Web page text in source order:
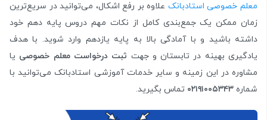
معلم خصوصی استادبانک علاوه بر رفع اشکال، می‌توانید در سریع‌ترین
زمان ممکن یک جمع‌بندی کامل از نکات مهم دروس پایه دهم خود
داشته باشید و با آمادگی بالا به پایه یازدهم وارد شوید. با هدف
یادگیری بهینه در تابستان و جهت ثبت درخواست معلم خصوصی یا
مشاوره در این زمینه و سایر خدمات آموزشی استادبانک می‌توانید با
شماره
تماس بگیرید.